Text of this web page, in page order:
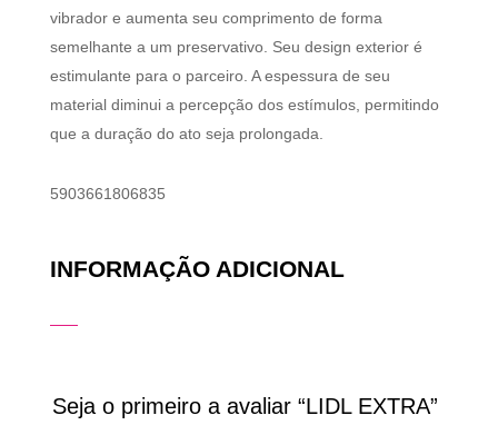
vibrador e aumenta seu comprimento de forma
semelhante a um preservativo. Seu design exterior é
estimulante para o parceiro. A espessura de seu
material diminui a percepção dos estímulos, permitindo
que a duração do ato seja prolongada.
5903661806835
INFORMAÇÃO ADICIONAL
Seja o primeiro a avaliar “LIDL EXTRA”